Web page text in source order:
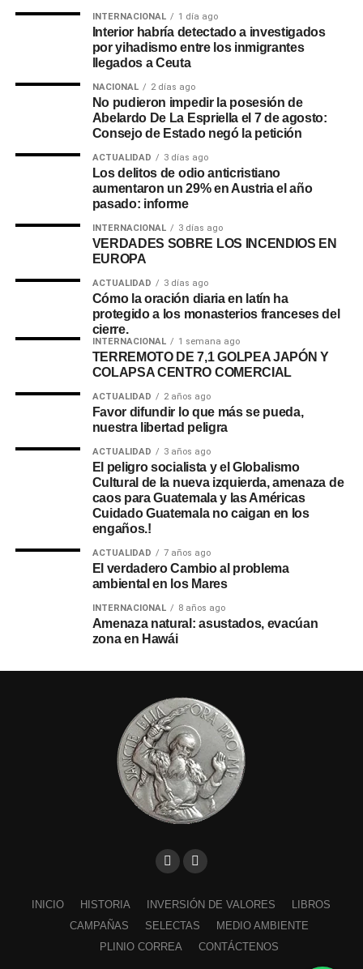
INTERNACIONAL 1 día ago
Interior habría detectado a investigados
por yihadismo entre los inmigrantes
llegados a Ceuta
NACIONAL 2 días ago
No pudieron impedir la posesión de
Abelardo De La Espriella el 7 de agosto:
Consejo de Estado negó la petición
ACTUALIDAD 3 días ago
Los delitos de odio anticristiano
aumentaron un 29% en Austria el año
pasado: informe
INTERNACIONAL 3 días ago
VERDADES SOBRE LOS INCENDIOS EN
EUROPA
ACTUALIDAD 3 días ago
Cómo la oración diaria en latín ha
protegido a los monasterios franceses del
cierre.
INTERNACIONAL 1 semana ago
TERREMOTO DE 7,1 GOLPEA JAPÓN Y
COLAPSA CENTRO COMERCIAL
ACTUALIDAD 2 años ago
Favor difundir lo que más se pueda,
nuestra libertad peligra
ACTUALIDAD 3 años ago
El peligro socialista y el Globalismo
Cultural de la nueva izquierda, amenaza de
caos para Guatemala y las Américas
Cuidado Guatemala no caigan en los
engaños.!
ACTUALIDAD 7 años ago
El verdadero Cambio al problema
ambiental en los Mares
INTERNACIONAL 8 años ago
Amenaza natural: asustados, evacúan
zona en Hawái
INICIO HISTORIA INVERSIÓN DE VALORES
LIBROS
CAMPAÑAS
SELECTAS
MEDIO AMBIENTE
PLINIO CORREA
CONTÁCTENOS